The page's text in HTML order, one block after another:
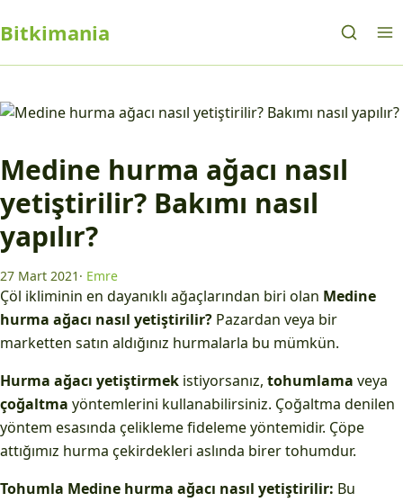
Bitkimania
Medine hurma ağacı nasıl
yetiştirilir? Bakımı nasıl
yapılır?
27 Mart 2021 · Emre
Çöl ikliminin en dayanıklı ağaçlarından biri olan Medine
hurma ağacı nasıl yetiştirilir? Pazardan veya bir
marketten satın aldığınız hurmalarla bu mümkün.
Hurma ağacı yetiştirmek istiyorsanız, tohumlama veya
çoğaltma yöntemlerini kullanabilirsiniz. Çoğaltma denilen
yöntem esasında çelikleme fideleme yöntemidir. Çöpe
attığımız hurma çekirdekleri aslında birer tohumdur.
Tohumla Medine hurma ağacı nasıl yetiştirilir: Bu